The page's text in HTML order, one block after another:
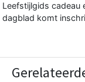
Leefstijlgids cadeau
dagblad komt